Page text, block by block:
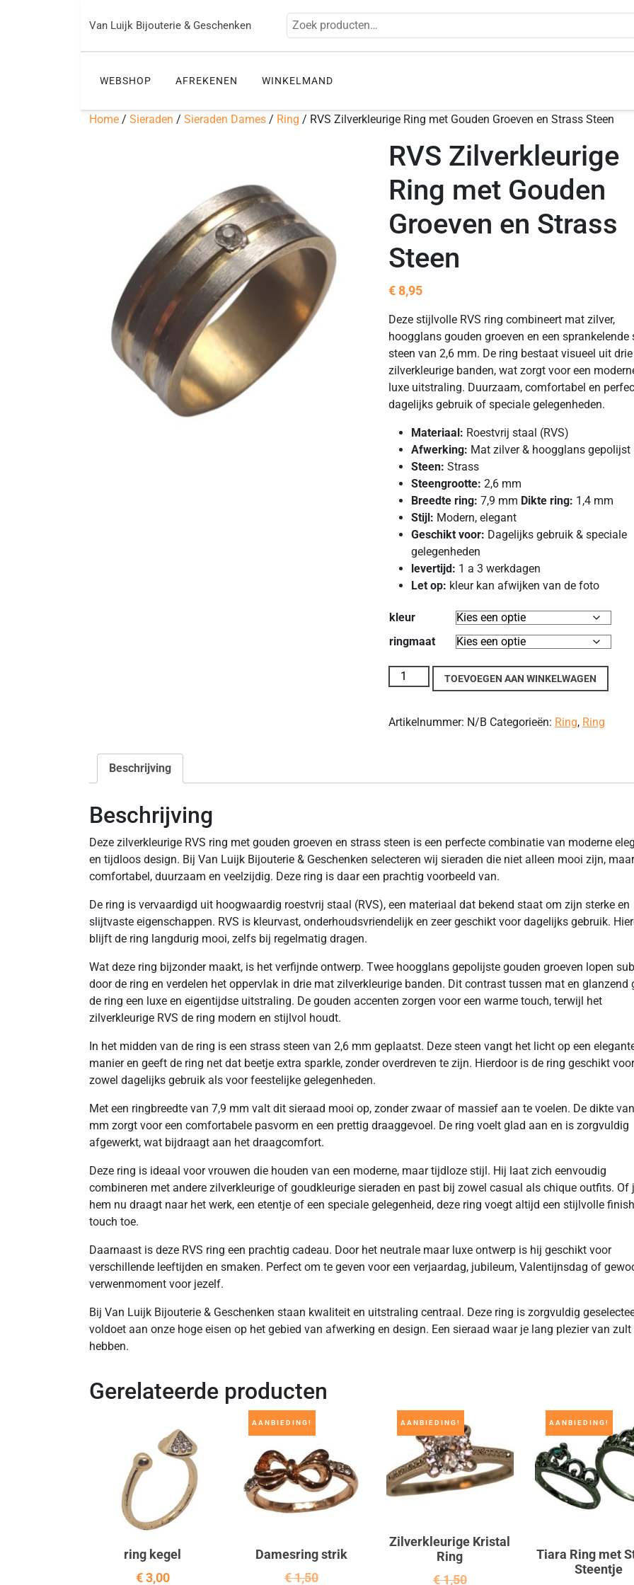
naar
Van Luijk Bijouterie & Geschenken Zoeken naar:
WEBSHOP AFREKENEN WINKELMAND
Home / Sieraden / Sieraden Dames / Ring / RVS Zilverkleurige Ring met Gouden Groeven en Strass Steen
RVS Zilverkleurige
Ring met Gouden
Groeven en Strass
Steen
€8,95
Deze stijlvolle RVS ring combineert mat zilver,
hoogglans gouden groeven en een sprankelende
steen van 2,6 mm. De ring bestaat visueel uit drie
zilverkleurige banden, wat zorgt voor een
luxe uitstraling. Duurzaam, comfortabel en
dagelijks gebruik of speciale gelegenheden.
Materiaal: Roestvrij staal (RVS)
Afwerking: Mat zilver & hoogglans gepolijst
Steen: Strass
Steengrootte: 2,6 mm
Breedte ring: 7,9 mm Dikte ring: 1,4 mm
Stijl: Modern, elegant
Geschikt voor: Dagelijks gebruik & speciale
gelegenheden
levertijd: 1 a 3 werkdagen
Let op: kleur kan afwijken van de foto
kleur
ringmaat
RVS Zilverkleurige Ring met Gouden Groeven
TOEVOEGEN AAN WINKELWAGEN
Artikelnummer: N/B Categorieën: Ring, Ring
Beschrijving
Beschrijving
Deze zilverkleurige RVS ring met gouden groeven en strass steen is een perfecte combinatie van moderne
en tijdloos design. Bij Van Luijk Bijouterie & Geschenken selecteren wij sieraden die niet alleen mooi zijn,
comfortabel, duurzaam en veelzijdig. Deze ring is daar een prachtig voorbeeld van.
De ring is vervaardigd uit hoogwaardig roestvrij staal (RVS), een materiaal dat bekend staat om zijn sterke en
slijtvaste eigenschappen. RVS is kleurvast, onderhoudsvriendelijk en zeer geschikt voor dagelijks gebruik.
blijft de ring langdurig mooi, zelfs bij regelmatig dragen.
Wat deze ring bijzonder maakt, is het verfijnde ontwerp. Twee hoogglans gepolijste gouden groeven lopen
door de ring en verdelen het oppervlak in drie mat zilverkleurige banden. Dit contrast tussen mat en glanzend
de ring een luxe en eigentijdse uitstraling. De gouden accenten zorgen voor een warme touch, terwijl het
zilverkleurige RVS de ring modern en stijlvol houdt.
In het midden van de ring is een strass steen van 2,6 mm geplaatst. Deze steen vangt het licht op een
manier en geeft de ring net dat beetje extra sparkle, zonder overdreven te zijn. Hierdoor is de ring geschikt voor
zowel dagelijks gebruik als voor feestelijke gelegenheden.
Met een ringbreedte van 7,9 mm valt dit sieraad mooi op, zonder zwaar of massief aan te voelen. De dikte
mm zorgt voor een comfortabele pasvorm en een prettig draaggevoel. De ring voelt glad aan en is zorgvuldig
afgewerkt, wat bijdraagt aan het draagcomfort.
Deze ring is ideaal voor vrouwen die houden van een moderne, maar tijdloze stijl. Hij laat zich eenvoudig
combineren met andere zilverkleurige of goudkleurige sieraden en past bij zowel casual als chique outfits. Of
hem nu draagt naar het werk, een etentje of een speciale gelegenheid, deze ring voegt altijd een stijlvolle
touch toe.
Daarnaast is deze RVS ring een prachtig cadeau. Door het neutrale maar luxe ontwerp is hij geschikt voor
verschillende leeftijden en smaken. Perfect om te geven voor een verjaardag, jubileum, Valentijnsdag of
verwenmoment voor jezelf.
Bij Van Luijk Bijouterie & Geschenken staan kwaliteit en uitstraling centraal. Deze ring is zorgvuldig
voldoet aan onze hoge eisen op het gebied van afwerking en design. Een sieraad waar je lang plezier van zult
hebben.
Gerelateerde producten
ring kegel
€3,00
AANBIEDING!
Damesring strik
€1,50
AANBIEDING!
Zilverkleurige Kristal
Ring
€1,50
AANBIEDING!
Tiara Ring met
Steentje